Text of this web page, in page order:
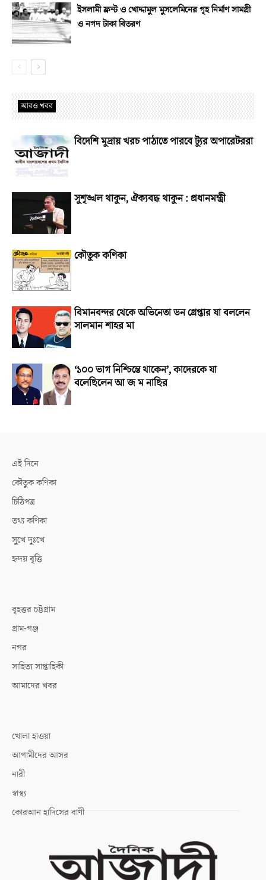
ইসলামী ফ্রন্ট ও খোদ্দামুল মুসলেমিনের গৃহ নির্মাণ সামগ্রী
ও নগদ টাকা বিতরণ
আরও খবর
বিদেশি মুদ্রায় খরচ পাঠাতে পারবে ট্যুর অপারেটররা
সুশৃঙ্খল থাকুন, ঐক্যবদ্ধ থাকুন : প্রধানমন্ত্রী
কৌতুক কণিকা
বিমানবন্দর থেকে অভিনেতা ডন গ্রেপ্তার যা বললেন
সালমান শাহর মা
‘১০০ ভাগ নিশ্চিন্তে থাকেন’, কাদেরকে যা
বলেছিলেন আ জ ম নাছির
এই দিনে
কৌতুক কণিকা
চিঠিপত্র
তথ্য কণিকা
সুখে দুঃখে
হৃদয় বৃত্তি
বৃহত্তর চট্টগ্রাম
গ্রাম-গঞ্জ
নগর
সাহিত্য সাপ্তাহিকী
আমাদের খবর
খোলা হাওয়া
আগামীদের আসর
নারী
স্বাস্থ্য
কোরআন হাদিসের বাণী